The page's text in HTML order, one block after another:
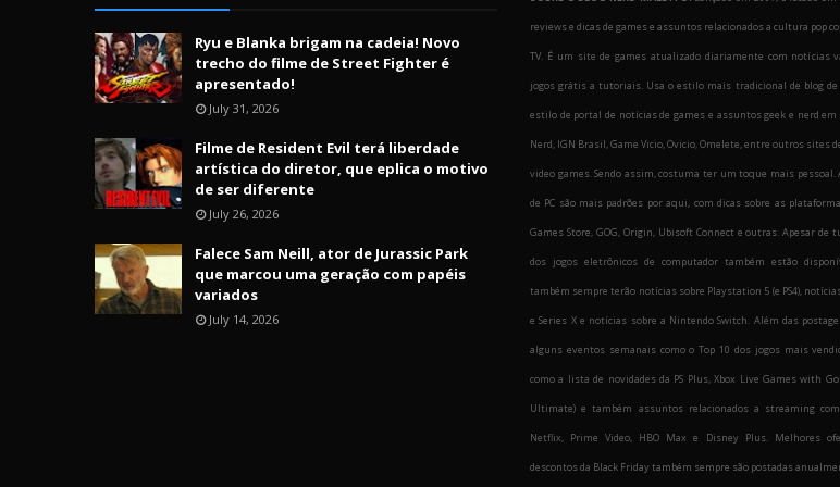
Ryu e Blanka brigam na cadeia! Novo
trecho do filme de Street Fighter é
apresentado!
July 31, 2026
Filme de Resident Evil terá liberdade
artística do diretor, que eplica o motivo
de ser diferente
July 26, 2026
Falece Sam Neill, ator de Jurassic Park
que marcou uma geração com papéis
variados
July 14, 2026
reviews e dicas de games e assuntos relacionados a cultura pop
TV. É um site de games atualizado diariamente com notícias
jogos grátis a tutoriais. Usa o estilo mais tradicional de blog de
estilo de portal de notícias de games e assuntos geek e nerd em
Nerd, IGN Brasil, Game Vicio, Ovicio, Omelete, entre outros sites
video games. Sendo assim, costuma ter um toque mais pessoal.
de PC são mais padrões por aqui, com dicas sobre as
Games Store, GOG, Origin, Ubisoft Connect e outras. Apesar de
dos jogos eletrônicos de computador também estão
também sempre terão notícias sobre Playstation 5 (e PS4),
e Series X e notícias sobre a Nintendo Switch. Além das
alguns eventos semanais como o Top 10 dos jogos mais
como a lista de novidades da PS Plus, Xbox Live Games with
Ultimate) e também assuntos relacionados a streaming
Netflix, Prime Video, HBO Max e Disney Plus. Melhores
descontos da Black Friday também sempre são postadas